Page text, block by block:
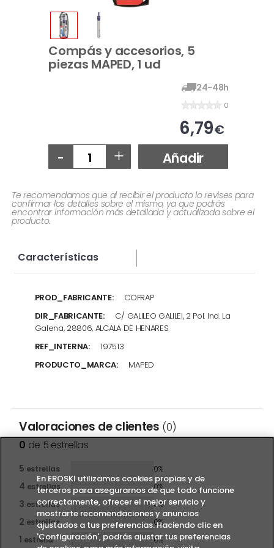
Compás y accesorios, 5
piezas MAPED, 1 ud
24-48h
0
6,79€
- + Añadir
Te recomendamos que al recibir el producto lo revises para
confirmar los detalles sobre el mismo, ya que podrás
encontrar información más detallada y actualizada sobre el
producto.
Características
PROD_FABRICANTE:
COFRAP
DIR_FABRICANTE:
C/ GALILEO GALILEI, 2 Pol. Ind. La
Galena, 28806, ALCALA DE HENARES
REF_INTERNA:
197513
PRODUCTO_MARCA:
MAPED
Valoraciones de clientes (0)
0 de 5 estrellas
5 estrellas 0%
4 estrellas 0%
3 estrellas 0%
2 estrellas 0%
1 estrella 0%
En EROSKI utilizamos cookies propias y de
terceros para asegurarnos de que todo funcione
correctamente, ofrecer el mejor servicio y
mostrarte recomendaciones y anuncios
ajustados a tus preferencias. Haciendo clic en
'Configuración', podrás ajustar tus preferencias